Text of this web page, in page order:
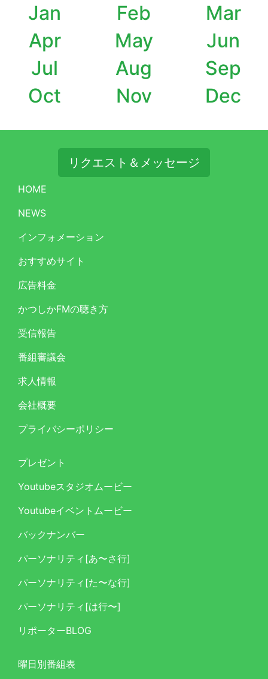
Jan
Feb
Mar
Apr
May
Jun
Jul
Aug
Sep
Oct
Nov Dec
リクエスト＆メッセージ
HOME
NEWS
インフォメーション
おすすめサイト
広告料金
かつしかFMの聴き方
受信報告
番組審議会
求人情報
会社概要
プライバシーポリシー
プレゼント
Youtubeスタジオムービー
Youtubeイベントムービー
バックナンバー
パーソナリティ[あ〜さ行]
パーソナリティ[た〜な行]
パーソナリティ[は行〜]
リポーターBLOG
曜日別番組表